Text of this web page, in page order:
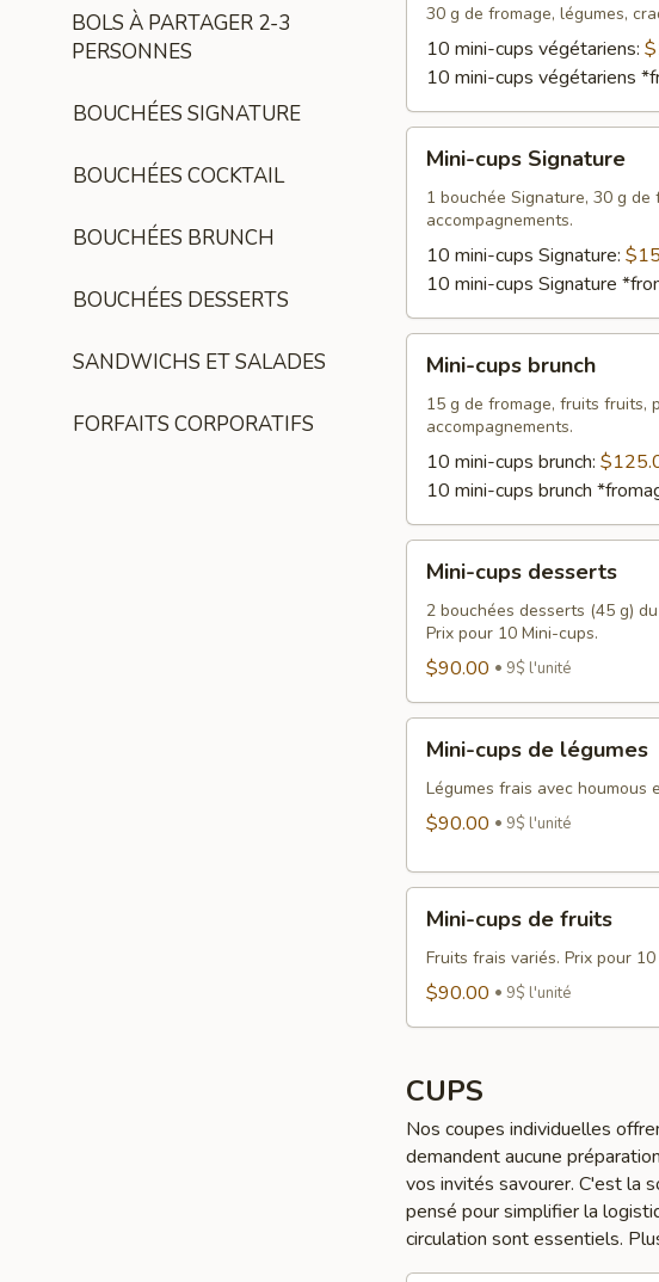
BOLS À PARTAGER 2-3
PERSONNES
BOUCHÉES SIGNATURE
BOUCHÉES COCKTAIL
BOUCHÉES BRUNCH
BOUCHÉES DESSERTS
SANDWICHS ET SALADES
FORFAITS CORPORATIFS
végétariens
30 g de fromage, légumes,
10 mini-cups végétariens:
10 mini-cups végétariens
cups
Signature
Mini-cups Signature
1 bouchée Signature, 30 g
accompagnements.
10 mini-cups Signature:
10 mini-cups Signature
cups
brunch
Mini-cups brunch
15 g de fromage, fruits fruits,
accompagnements.
10 mini-cups brunch:
10 mini-cups brunch
cups
desserts
Mini-cups desserts
2 bouchées desserts (45 g)
Prix pour 10 Mini-cups.
$90.00 9$ l'unité
cups
de
légumes
Mini-cups de légumes
Légumes frais avec houmous
$90.00 9$ l'unité
cups
de
fruits
Mini-cups de fruits
Fruits frais variés. Prix pour
$90.00 9$ l'unité
CUPS
Nos coupes individuelles
demandent aucune
vos invités savourer. C'est la
pensé pour simplifier la
circulation sont essentiels.